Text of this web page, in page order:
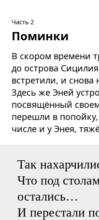
Часть 2
Поминки
В скором времени
до острова
встретили, и
Здесь же Эней
посвящённый
перешли в
числе и у Энея,
Так
Что под
остались…
И перестали